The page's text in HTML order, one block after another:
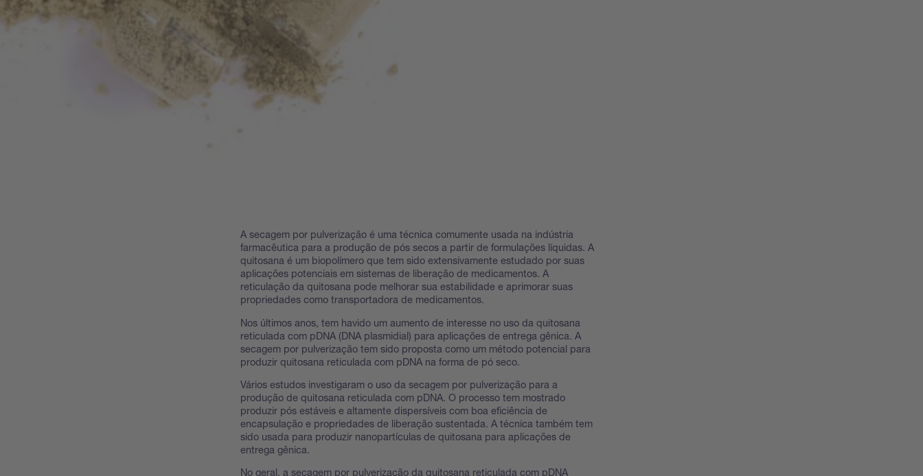
A secagem por pulverização é uma técnica comumente usada na indústria
farmacêutica para a produção de pós secos a partir de formulações líquidas. A
quitosana é um biopolímero que tem sido extensivamente estudado por suas
aplicações potenciais em sistemas de liberação de medicamentos. A
reticulação da quitosana pode melhorar sua estabilidade e aprimorar suas
propriedades como transportadora de medicamentos.
Nos últimos anos, tem havido um aumento de interesse no uso da quitosana
reticulada com pDNA (DNA plasmidial) para aplicações de entrega gênica. A
secagem por pulverização tem sido proposta como um método potencial para
produzir quitosana reticulada com pDNA na forma de pó seco.
Vários estudos investigaram o uso da secagem por pulverização para a
produção de quitosana reticulada com pDNA. O processo tem mostrado
produzir pós estáveis e altamente dispersíveis com boa eficiência de
encapsulação e propriedades de liberação sustentada. A técnica também tem
sido usada para produzir nanopartículas de quitosana para aplicações de
entrega gênica.
No geral, a secagem por pulverização da quitosana reticulada com pDNA